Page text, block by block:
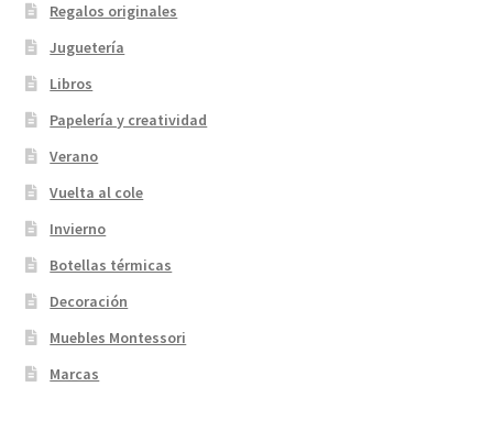
Regalos originales
Juguetería
Libros
Papelería y creatividad
Verano
Vuelta al cole
Invierno
Botellas térmicas
Decoración
Muebles Montessori
Marcas